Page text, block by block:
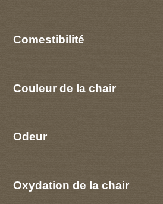
Comestibilité
Couleur de la chair
Odeur
Oxydation de la chair